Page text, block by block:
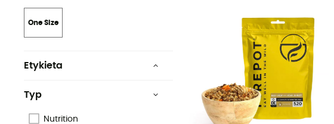
One Size
Etykieta
Typ
Nutrition